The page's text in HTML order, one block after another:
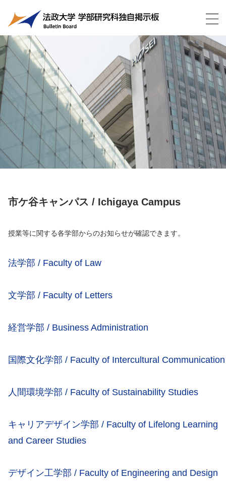
市ケ谷キャンパス / Ichigaya Campus
授業等に関する各学部からのお知らせが確認できます。
法学部 / Faculty of Law
文学部 / Faculty of Letters
経営学部 / Business Administration
国際文化学部 / Faculty of Intercultural Communication
人間環境学部 / Faculty of Sustainability Studies
キャリアデザイン学部 / Faculty of Lifelong Learning
and Career Studies
デザイン工学部 / Faculty of Engineering and Design